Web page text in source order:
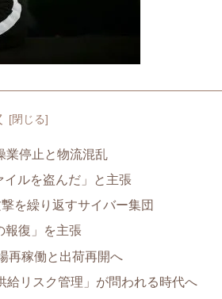
業停止と物流混乱
ルを盗んだ」と主張
を繰り返すサイバー集団
報復」を主張
再稼働と出荷再開へ
給リスク管理」が問われる時代へ